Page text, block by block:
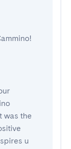
was the
u